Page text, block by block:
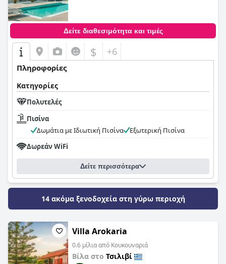
Δείτε διαθεσιμότητα και τιμές
$ +6
Πληροφορίες
Κατηγορίες
Πολυτελές
Πισίνα
Δωμάτια με Ιδιωτική Πισίνα
Εξωτερική Πισίνα
Δωρεάν WiFi
Δείτε περισσότερα
14 ακόμα ξενοδοχεία στη γύρω περιοχή
Villa Arokaria
0.6 μίλια από Κουκουναριά
Βίλα στο Τσιλιβί